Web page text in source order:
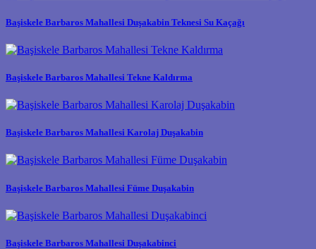
Başiskele Barbaros Mahallesi Duşakabin Teknesi Su Kaçağı
Başiskele Barbaros Mahallesi Tekne Kaldırma
Başiskele Barbaros Mahallesi Karolaj Duşakabin
Başiskele Barbaros Mahallesi Füme Duşakabin
Başiskele Barbaros Mahallesi Duşakabinci